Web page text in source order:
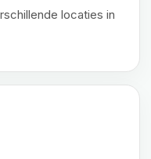
locaties in